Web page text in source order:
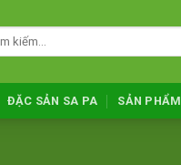
ĐẶC SẢN SA PA SẢN PHẨM